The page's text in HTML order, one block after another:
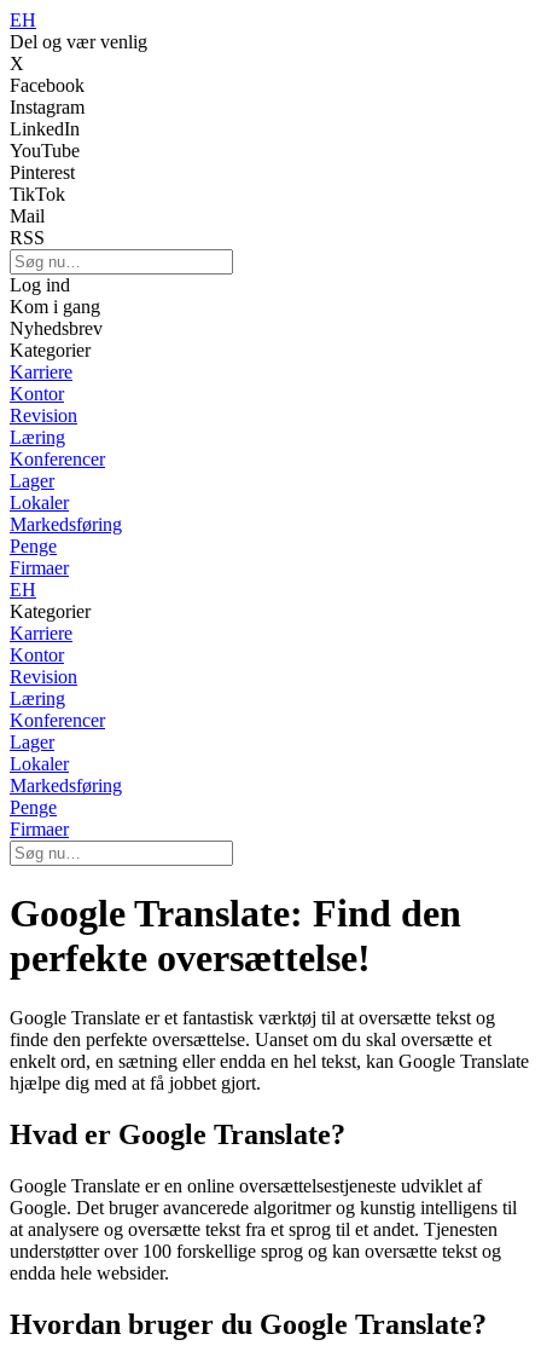
EH
Del og vær venlig
X
Facebook
Instagram
LinkedIn
YouTube
Pinterest
TikTok
Mail
RSS
Log ind
Kom i gang
Nyhedsbrev
Kategorier
Karriere
Kontor
Revision
Læring
Konferencer
Lager
Lokaler
Markedsføring
Penge
Firmaer
EH
Kategorier
Karriere
Kontor
Revision
Læring
Konferencer
Lager
Lokaler
Markedsføring
Penge
Firmaer
Google Translate: Find den
perfekte oversættelse!
Google Translate er et fantastisk værktøj til at oversætte tekst og
finde den perfekte oversættelse. Uanset om du skal oversætte et
enkelt ord, en sætning eller endda en hel tekst, kan Google Translate
hjælpe dig med at få jobbet gjort.
Hvad er Google Translate?
Google Translate er en online oversættelsestjeneste udviklet af
Google. Det bruger avancerede algoritmer og kunstig intelligens til
at analysere og oversætte tekst fra et sprog til et andet. Tjenesten
understøtter over 100 forskellige sprog og kan oversætte tekst og
endda hele websider.
Hvordan bruger du Google Translate?